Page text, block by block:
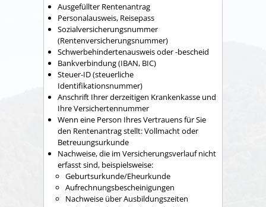
Ausgefüllter Rentenantrag
Personalausweis, Reisepass
Sozialversicherungsnummer
(Rentenversicherungsnummer)
Schwerbehindertenausweis oder -bescheid
Bankverbindung (IBAN, BIC)
Steuer-ID (steuerliche
Identifikationsnummer)
Anschrift Ihrer derzeitigen Krankenkasse und
Ihre Versichertennummer
Wenn eine Person Ihres Vertrauens für Sie
den Rentenantrag stellt: Vollmacht oder
Betreuungsurkunde
Nachweise, die im Versicherungsverlauf nicht
erfasst sind, beispielsweise:
Geburtsurkunde/Eheurkunde
Aufrechnungsbescheinigungen
Nachweise über Ausbildungszeiten